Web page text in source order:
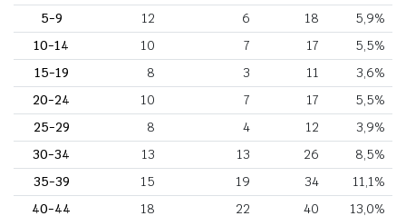
5-9
12 6 18
5,9%
10-14
10 7 17
5,5%
15-19
8 3 11
3,6%
20-24
10 7 17
5,5%
25-29
8 4 12
3,9%
30-34
13 13 26
8,5%
35-39
15 19 34
11,1%
40-44
18 22 40
13,0%